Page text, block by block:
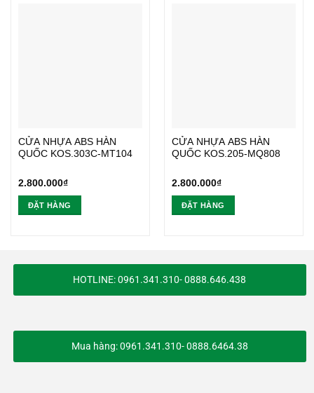
CỬA NHỰA ABS HÀN
QUỐC KOS.303C-MT104
2.800.000₫
ĐẶT HÀNG
CỬA NHỰA ABS HÀN
QUỐC KOS.205-MQ808
2.800.000₫
ĐẶT HÀNG
HOTLINE: 0961.341.310- 0888.646.438
Mua hàng: 0961.341.310- 0888.6464.38